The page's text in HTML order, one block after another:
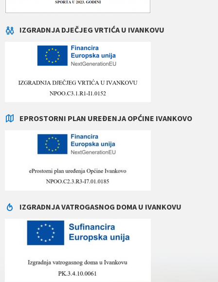
IZGRADNJA DJEČJEG VRTIĆA U IVANKOVU
EPROSTORNI PLAN UREĐENJA OPĆINE IVANKOVO
IZGRADNJA VATROGASNOG DOMA U IVANKOVU